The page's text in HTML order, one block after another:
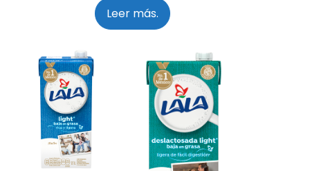
Leer más.